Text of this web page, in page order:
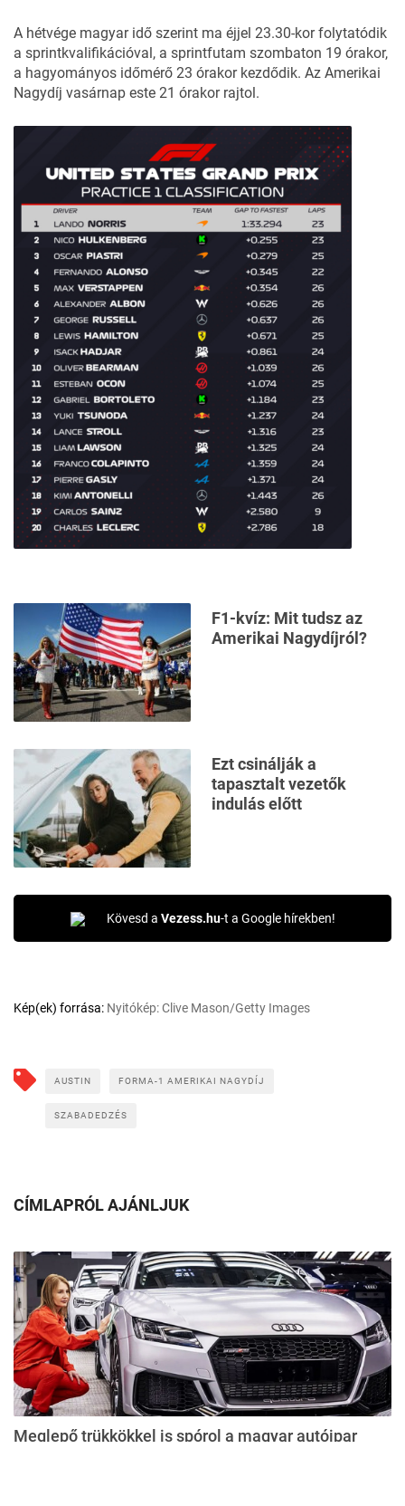
A hétvége magyar idő szerint ma éjjel 23.30-kor folytatódik
a sprintkvalifikációval, a sprintfutam szombaton 19 órakor,
a hagyományos időmérő 23 órakor kezdődik. Az Amerikai
Nagydíj vasárnap este 21 órakor rajtol.
F1-kvíz: Mit tudsz az
Amerikai Nagydíjról?
Ezt csinálják a
tapasztalt vezetők
indulás előtt
Kövesd a Vezess.hu-t a Google hírekben!
Kép(ek) forrása: Nyitókép: Clive Mason/Getty Images
AUSTIN FORMA-1 AMERIKAI NAGYDÍJ
SZABADEDZÉS
CÍMLAPRÓL AJÁNLJUK
Meglepő trükkökkel is spórol a magyar autóipar